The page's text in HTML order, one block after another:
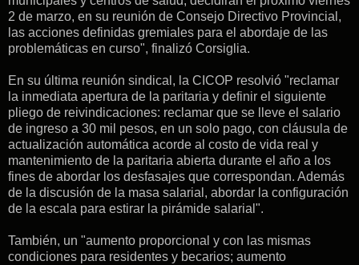
2 de marzo, en su reunión de Consejo Directivo Provincial,
las acciones definidas gremiales para el abordaje de las
problemáticas en curso", finalizó Corsiglia.
En su última reunión sindical, la CICOP resolvió "reclamar
la inmediata apertura de la paritaria y definir el siguiente
pliego de reivindicaciones: reclamar que se lleve el salario
de ingreso a 30 mil pesos, en un solo pago, con cláusula de
actualización automática acorde al costo de vida real y
mantenimiento de la paritaria abierta durante el año a los
fines de abordar los desfasajes que correspondan. Además
de la discusión de la masa salarial, abordar la configuración
de la escala para estirar la pirámide salarial".
También, un "aumento proporcional y con las mismas
condiciones para residentes y becarios; aumento